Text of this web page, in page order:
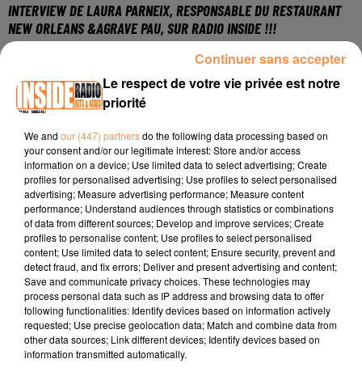
INTERVIEW DE LAURA PARNEIX, RESPONSABLE DU RESTAURANT
NEW ORLEANS &AGRAVE PAU, SUR RADIO INSIDE !!!
Interview de Laura Parneix, responsable du Restaurant
New Orleans à Pau, sur Radio Inside !!!
Adresse : Rond Point des Allées de Morlàas à Pau
Site :http://www.neworleanspau64.fr
Facebook :https://www.facebook.com/neworleanspau/
Le respect de votre vie privée est notre
priorité
We and our (447) partnersdo the following data processing based on
your consent and/or our legitimate interest: Store and/or access
information on a device; Use limited data to select advertising; Create
profiles for personalised advertising; Use profiles to select personalised
advertising; Measure advertising performance; Measure content
performance; Understand audiences through statistics or combinations
of data from different sources; Develop and improve services; Create
profiles to personalise content; Use profiles to select personalised
content; Use limited data to select content; Ensure security, prevent and
detect fraud, and fix errors; Deliver and present advertising and content;
Save and communicate privacy choices. These technologies may
process personal data such as IP address and browsing data to offer
following functionalities: Identify devices based on information actively
requested; Use precise geolocation data; Match and combine data from
other data sources; Link different devices; Identify devices based on
information transmitted automatically.
Continuer sans accepter